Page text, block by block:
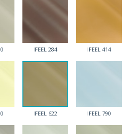
IFEEL 284 IFEEL 414
IFEEL 622 IFEEL 790